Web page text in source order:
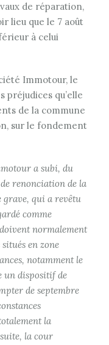
de réparation,
lieu que le 7 août
à celui
Immotour, le
préjudices qu’elle
de la commune
sur le fondement
a subi, du
renonciation de la
grave, qui a revêtu
comme
normalement
en zone
notamment le
un dispositif de
de septembre
la
la cour